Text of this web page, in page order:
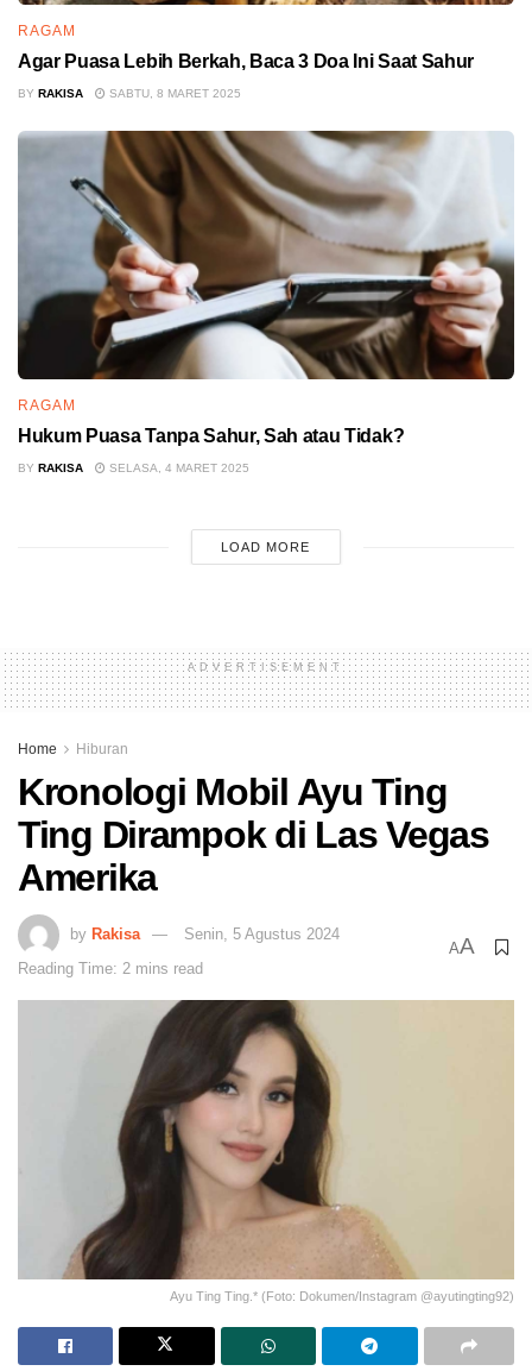
RAGAM
Agar Puasa Lebih Berkah, Baca 3 Doa Ini Saat Sahur
BY RAKISA SABTU, 8 MARET 2025
RAGAM
Hukum Puasa Tanpa Sahur, Sah atau Tidak?
BY RAKISA SELASA, 4 MARET 2025
LOAD MORE
ADVERTISEMENT
Home Hiburan
Kronologi Mobil Ayu Ting
Ting Dirampok di Las Vegas
Amerika
by Rakisa
Senin, 5 Agustus 2024
Reading Time: 2 mins read
AA
Ayu Ting Ting.* (Foto: Dokumen/Instagram @ayutingting92)